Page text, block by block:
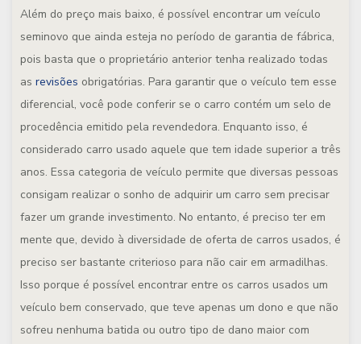
Além do preço mais baixo, é possível encontrar um veículo
seminovo que ainda esteja no período de garantia de fábrica,
pois basta que o proprietário anterior tenha realizado todas
as revisões obrigatórias. Para garantir que o veículo tem esse
diferencial, você pode conferir se o carro contém um selo de
procedência emitido pela revendedora. Enquanto isso, é
considerado carro usado aquele que tem idade superior a três
anos. Essa categoria de veículo permite que diversas pessoas
consigam realizar o sonho de adquirir um carro sem precisar
fazer um grande investimento. No entanto, é preciso ter em
mente que, devido à diversidade de oferta de carros usados, é
preciso ser bastante criterioso para não cair em armadilhas.
Isso porque é possível encontrar entre os carros usados um
veículo bem conservado, que teve apenas um dono e que não
sofreu nenhuma batida ou outro tipo de dano maior com